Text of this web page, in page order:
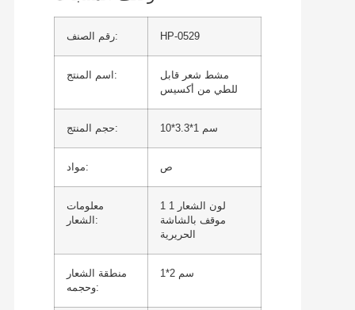
رقم الصنف: HP-0529
اسم المنتج:
مشط شعر قابل
للطي من أكسيس
حجم المنتج: 10*3.3*1 سم
مواد: ص
معلومات
الشعار:
1 لون الشعار 1
موقف بالشاشة
الحريرية
منطقة الشعار
وحجمه:
1*2 سم